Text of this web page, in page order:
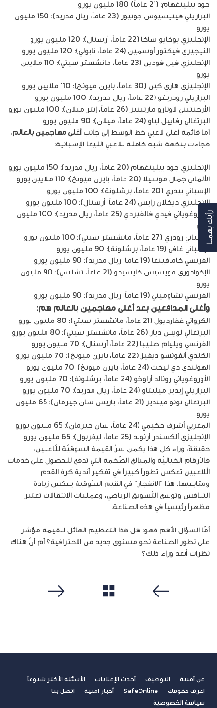
جود بيلينغهام: (21 عاماً) 180 مليون يورو
البرازيلي فينيسيوس جونيور (23 عاماً، ريال مدريد): 150 مليون
يورو
الإنجليزي بوكايو ساكا (22 عاماً، أرسنال): 120 مليون يورو
النيجيري فيكتور أوسمين (24 عاماً، نابولي): 120 مليون يورو
الإنجليزي فيل فودين (23 عاماً، مانشستر سيتي): 110 ملايين
يورو
الإنجليزي هاري كين (30 عاماً، بايرن ميونخ): 110 ملايين يورو
البرازيلي رودريغو (22 عاماً، ريال مدريد): 100 مليون يورو
الأرجنتيني لاوتارو مارتينيز (26 عاماً، إنتر ميلان): 100 مليون يورو
البرتغالي رفاييل لياو (24 عاماً، ميلان): 90 مليون يورو
أما قائمة أغلى لاعبي خط الوسط إلى جانبأغلى مهاجمين بالعالم،
فجاءت بنكهة شبه كاملة للاعبي الليغا الإسبانية:
الإنجليزي جود بيلينغهام (20 عاماً، ريال مدريد): 150 مليون يورو
الألماني جمال موسيلا (20 عاماً، بايرن ميونخ): 110 ملايين يورو
الإسباني بيدري (20 عاماً، برشلونة): 100 مليون يورو
الإنجليزي ديكلان رايس (24 عاماً، أرسنال): 100 مليون يورو
الأوروغوياني فيدي فالفيردي (25 عاماً، ريال مدريد): 100 مليون
يورو
الإسباني رودري (27 عاماً، مانشستر سيتي): 100 مليون يورو
الإسباني غافي (19 عاماً، برشلونة): 90 مليون يورو
الفرنسي كامافينغا (19 عاماً، ريال مدريد): 90 مليون يورو
الإكوادوري مويسيس كايسيدو (21 عاماً، تشلسي): 90 مليون
يورو
الفرنسي تشاوميني (19 عاماً، ريال مدريد): 90 مليون يورو
وأغلى المدافعينبعدأغلى مهاجمين بالعالمهم:
الكرواتي غفارديول (21 عاماً، مانشستر سيتي): 80 مليون يورو
البرتغالي لويس دياز (26 عاماً، مانشستر سيتي): 80 مليون يورو
الفرنسي ويليام صليبا (22 عاماً، أرسنال): 70 مليون يورو
الكندي ألفونسو ديفيز (22 عاماً، بايرن ميونخ): 70 مليون يورو
الهولندي دي ليخت (24 عاماً، بايرن ميونخ): 70 مليون يورو
الأوروغوياني رونالد أراوخو (24 عاماً، برشلونة): 70 مليون يورو
البرازيلي إيدير ميليتاو (24 عاماً، ريال مدريد): 70 مليون يورو
البرتغالي نونو مينديز (21 عاماً، باريس سان جيرمان): 65 مليون
يورو
المغربي أشرف حكيمي (24 عاماً، سان جيرمان): 65 مليون يورو
الإنجليزي ألكسندر أرنولد (25 عاماً، ليفربول): 65 مليون يورو
حقيقةً، وراء كل هذا يكمن سرّ القيمة السوقيّة للّاعبين،
فالأرقام الخياليّة والمبالغ الضّخمة التي تدفع للحصول على خدمات
الّلاعبين تعكس تطوراً كبيراً في تفكير أندية كرة القدم
ومتابعيها. هذا “الانفجار” في القيم السّوقية يعكس زيادة
التنافس وتوسع التّسويق الرياضي، وعمليات الانتقالات تعتبر
مظهراً رئيسياً في هذه الصناعة.
أمّا السؤال الأهم فهو: هل هذا التعظيم الهائل للقيمة مؤشر
على تطور الصناعة نحو مستوى جديد من الاحترافية؟ أم أنّ هناك
نظرات أبعد وراء ذلك؟
عن أمنية التوظيف أحدث الإعلانات
الأسئلة الأكثر شيوعاً
اعرف حقوقك
SafeOnline أخبار امنية
اتصل بنا
سياسة الخصوصية
رأيك بهمنا